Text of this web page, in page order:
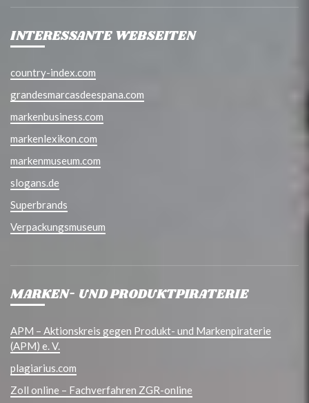
INTERESSANTE WEBSEITEN
country-index.com
grandesmarcasdeespana.com
markenbusiness.com
markenlexikon.com
markenmuseum.com
slogans.de
Superbrands
Verpackungsmuseum
MARKEN- UND PRODUKTPIRATERIE
APM – Aktionskreis gegen Produkt- und Markenpiraterie
(APM) e. V.
plagiarius.com
Zoll online – Fachverfahren ZGR-online